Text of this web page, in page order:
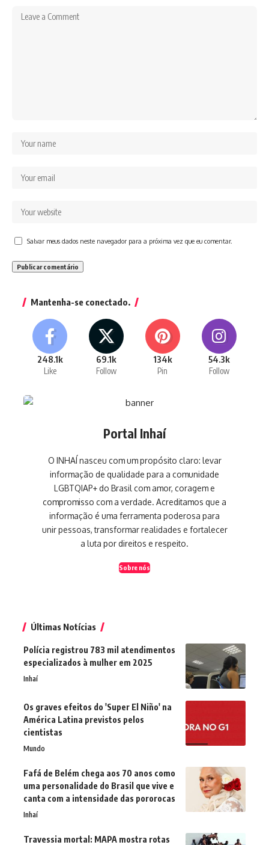
Salvar meus dados neste navegador para a próxima vez que eu comentar.
Mantenha-se conectado.
248.1k
Like
69.1k
Follow
134k
Pin
54.3k
Follow
Portal Inhaí
O INHAÍ nasceu com um propósito claro: levar
informação de qualidade para a comunidade
LGBTQIAP+ do Brasil com amor, coragem e
compromisso com a verdade. Acreditamos que a
informação é uma ferramenta poderosa para
unir pessoas, transformar realidades e fortalecer
a luta por direitos e respeito.
Sobre nós
Últimas Notícias
Polícia registrou 783 mil atendimentos
especializados à mulher em 2025
Inhaí
Os graves efeitos do 'Super El Niño' na
América Latina previstos pelos
cientistas
Mundo
Fafá de Belém chega aos 70 anos como
uma personalidade do Brasil que vive e
canta com a intensidade das pororocas
Inhaí
Travessia mortal: MAPA mostra rotas